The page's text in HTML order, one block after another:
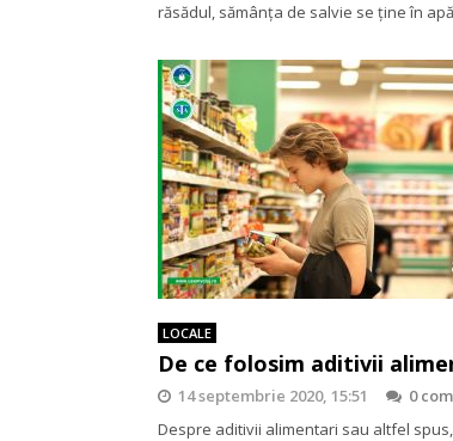
răsădul, sămânţa de salvie se ţine în
LOCALE
De ce folosim aditivii
14 septembrie 2020, 15:51
0
Despre aditivii alimentari sau altfel spus,